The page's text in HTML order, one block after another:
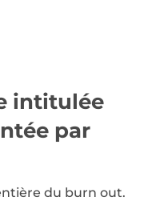
intitulée
par
du burn out.